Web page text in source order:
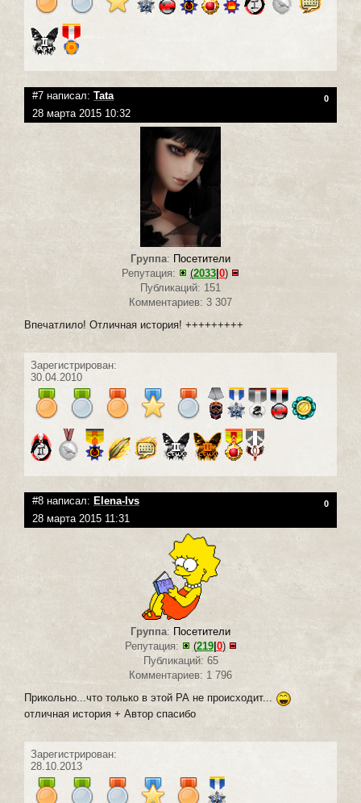
#7 написал: Tata 0
28 марта 2015 10:32
Группа: Посетители
Репутация:
(2033 0)
Публикаций: 151
Комментариев: 3 307
Впечатлило! Отличная история! +++++++++
Зарегистрирован:
30.04.2010
#8 написал: Elena-lvs 0
28 марта 2015 11:31
Группа: Посетители
Репутация:
(219| 0)
Публикаций: 65
Комментариев: 1 796
Прикольно...что только в этой РА не происходит...
отличная история + Автор спасибо
Зарегистрирован:
28.10.2013